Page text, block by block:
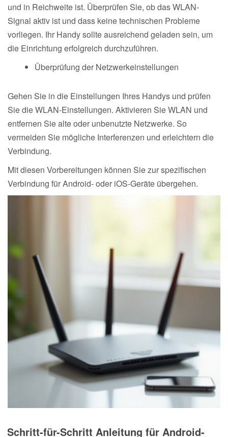
und in Reichweite ist. Überprüfen Sie, ob das WLAN-
Signal aktiv ist und dass keine technischen Probleme
vorliegen. Ihr Handy sollte ausreichend geladen sein, um
die Einrichtung erfolgreich durchzuführen.
Überprüfung der Netzwerkeinstellungen
Gehen Sie in die Einstellungen Ihres Handys und prüfen
Sie die WLAN-Einstellungen. Aktivieren Sie WLAN und
entfernen Sie alte oder unbenutzte Netzwerke. So
vermeiden Sie mögliche Interferenzen und erleichtern die
Verbindung.
Mit diesen Vorbereitungen können Sie zur spezifischen
Verbindung für Android- oder iOS-Geräte übergehen.
Schritt-für-Schritt Anleitung für Android-